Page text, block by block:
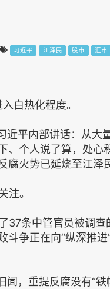
习近平 江泽民 股市 汇市
白热化程度。
近平内部讲话：从大
、个人说了算，处心
腐火势已延烧至江泽
注。
37条中管官员被调查
斗争正在向“纵深推进
闻，重提反腐没有“铁